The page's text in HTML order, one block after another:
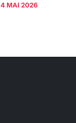
4 MAI 2026